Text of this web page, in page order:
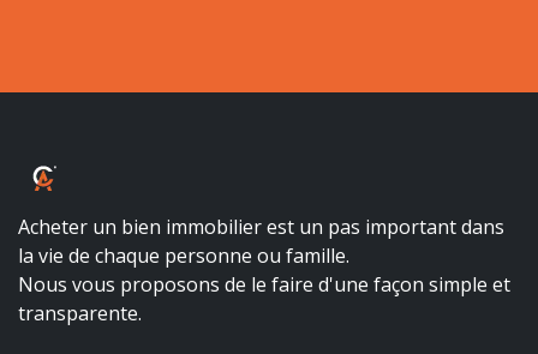
Acheter un bien immobilier est un pas important dans
la vie de chaque personne ou famille.
Nous vous proposons de le faire d'une façon simple et
transparente.